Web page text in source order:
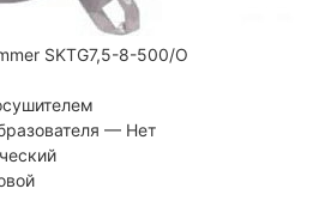
SKTG7,5-8-500/O
— Нет